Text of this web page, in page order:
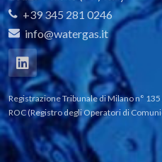
Settori operativi dell'industria
Sicurezza
Sicurezza cantieri
GAS
Cantieristica
Cantieristica
Segnaletica di superficie
Segnaletica sotterranea
Protezione reti e impianti
Analizzatori di rivestimenti
Fasce di riparazione e
Nastri di localizzazione
+39 345 281 0246
info@watergas.it
Registrazione Tribunale di Milano n°
ROC (Registro degli Operatori di